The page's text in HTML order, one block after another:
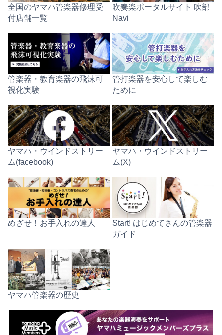
全国のヤマハ管楽器修理受
付店舗一覧
吹奏楽ポータルサイト 吹部
Navi
管楽器・教育楽器の飛沫可
視化実験
管打楽器を安心して楽しむ
ために
ヤマハ・ウインドストリー
ム(facebook)
ヤマハ・ウインドストリー
ム(X)
めざせ！お手入れの達人
Start! はじめてさんの管楽器
ガイド
ヤマハ管楽器の歴史